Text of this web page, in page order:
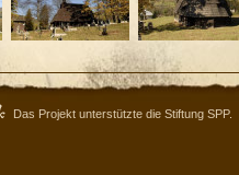
Das Projekt unterstützte die Stiftung SPP.